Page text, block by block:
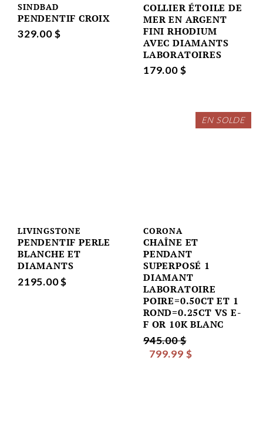
SINDBAD
PENDENTIF CROIX
329.00 $
COLLIER ÉTOILE DE
MER EN ARGENT
FINI RHODIUM
AVEC DIAMANTS
LABORATOIRES
179.00 $
LIVINGSTONE
PENDENTIF PERLE
BLANCHE ET
DIAMANTS
2195.00 $
EN SOLDE
CORONA
CHAÎNE ET
PENDANT
SUPERPOSÉ 1
DIAMANT
LABORATOIRE
POIRE=0.50CT ET 1
ROND=0.25CT VS E-
F OR 10K BLANC
945.00 $
799.99 $